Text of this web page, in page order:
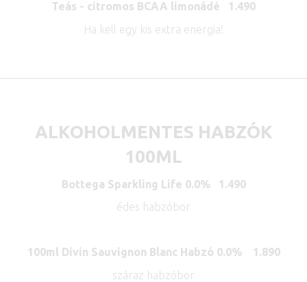
Teás - citromos BCAA limonádé 1.490
Ha kell egy kis extra energia!
ALKOHOLMENTES HABZÓK
100ML
Bottega Sparkling Life 0.0% 1.490
édes habzóbor
100ml Divin Sauvignon Blanc Habzó 0.0% 1.890
száraz habzóbor